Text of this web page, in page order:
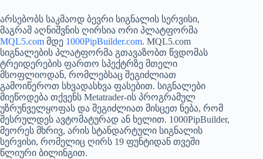
არსებობს საკმაოდ ბევრი სიგნალის სერვისი,
მაგრამ აღნიშვნის ღირსია ორი პლატფორმა
MQL5.com მდე 1000PipBuilder.com. MQL5.com
სიგნალების პლატფორმა გთავაზობთ წვდომას
ტრეიდერების ფართო სპექტრზე მთელი
მსოფლიოდან, რომლებსაც შეგიძლიათ
გამოიწეროთ სხვადასხვა ფასებით. სიგნალები
მიეწოდება თქვენს Metatrader-ის პროგრამულ
უზრუნველყოფას და შეგიძლიათ მისცეთ ნება, რომ
შესრულდეს ავტომატურად ან ხელით. 1000PipBuilder,
მეორეს მხრივ, არის სტანდარტული სიგნალის
სერვისი, რომელიც ღირს 19 ფუნტიდან თვეში
წლიური ბილინგით.